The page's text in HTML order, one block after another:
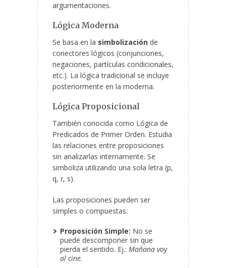
argumentaciones.
Lógica Moderna
Se basa en la simbolización de
conectores lógicos (conjunciones,
negaciones, partículas condicionales,
etc.). La lógica tradicional se incluye
posteriormente en la moderna.
Lógica Proposicional
También conocida como Lógica de
Predicados de Primer Orden. Estudia
las relaciones entre proposiciones
sin analizarlas internamente. Se
simboliza utilizando una sola letra (p,
q, r, s).
Las proposiciones pueden ser
simples o compuestas:
Proposición Simple: No se
puede descomponer sin que
pierda el sentido. Ej.: Mañana voy
al cine.